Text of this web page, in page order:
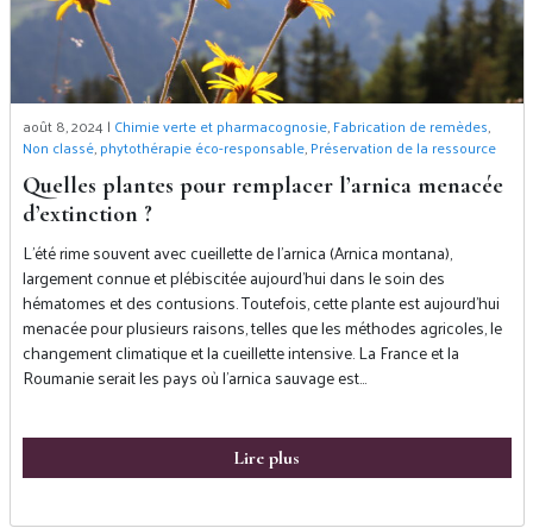
août 8, 2024 | Chimie verte et pharmacognosie,Fabrication de remèdes,
Non classé,phytothérapie éco-responsable,Préservation de la ressource
Quelles plantes pour remplacer l’arnica menacée
d’extinction ?
L’été rime souvent avec cueillette de l’arnica (Arnica montana),
largement connue et plébiscitée aujourd’hui dans le soin des
hématomes et des contusions. Toutefois, cette plante est aujourd’hui
menacée pour plusieurs raisons, telles que les méthodes agricoles, le
changement climatique et la cueillette intensive. La France et la
Roumanie serait les pays où l’arnica sauvage est…
Lire plus